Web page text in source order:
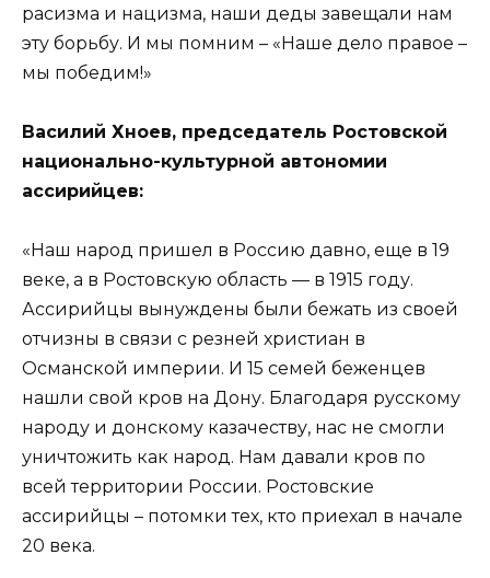
расизма и нацизма, наши деды завещали нам
эту борьбу. И мы помним – «Наше дело правое –
мы победим!»
Василий Хноев, председатель Ростовской
национально-культурной автономии
ассирийцев:
«Наш народ пришел в Россию давно, еще в 19
веке, а в Ростовскую область — в 1915 году.
Ассирийцы вынуждены были бежать из своей
отчизны в связи с резней христиан в
Османской империи. И 15 семей беженцев
нашли свой кров на Дону. Благодаря русскому
народу и донскому казачеству, нас не смогли
уничтожить как народ. Нам давали кров по
всей территории России. Ростовские
ассирийцы – потомки тех, кто приехал в начале
20 века.